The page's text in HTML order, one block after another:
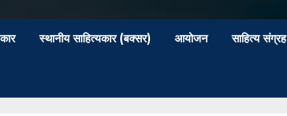
स्थानीय साहित्यकार (बक्सर) आयोजन साहित्य संग्रह